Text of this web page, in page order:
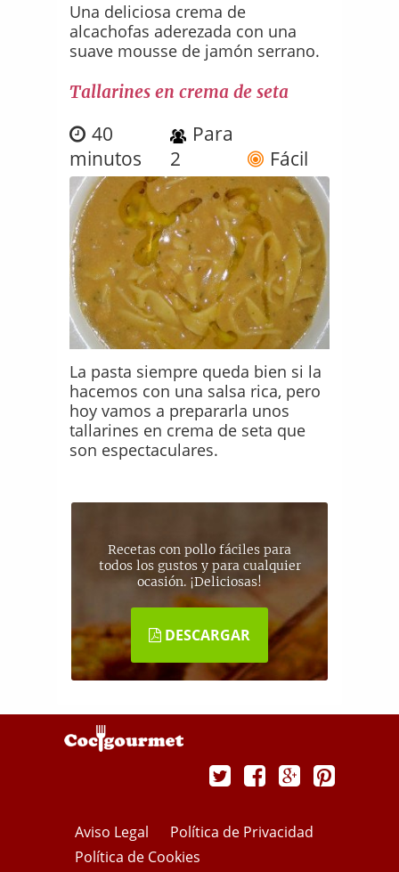
Una deliciosa crema de
alcachofas aderezada con una
suave mousse de jamón serrano.
Tallarines en crema de seta
40
minutos
Para
2
Fácil
La pasta siempre queda bien si la
hacemos con una salsa rica, pero
hoy vamos a prepararla unos
tallarines en crema de seta que
son espectaculares.
Recetas con pollo fáciles para
todos los gustos y para cualquier
ocasión. ¡Deliciosas!
DESCARGAR
Aviso Legal
Política de Privacidad
Política de Cookies